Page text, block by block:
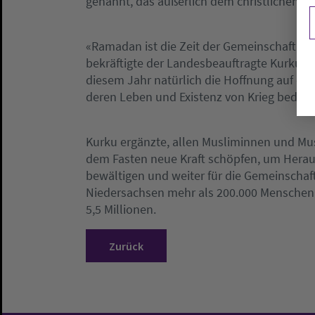
«Ramadan ist die Zeit der Gemeinschaft,
bekräftigte der Landesbeauftragte Kurku
diesem Jahr natürlich die Hoffnung auf ein
deren Leben und Existenz von Krieg bedroht
Kurku ergänzte, allen Musliminnen und
dem Fasten neue Kraft schöpfen, um
bewältigen und weiter für die
Niedersachsen mehr als 200.000
5,5 Millionen.
Zurück